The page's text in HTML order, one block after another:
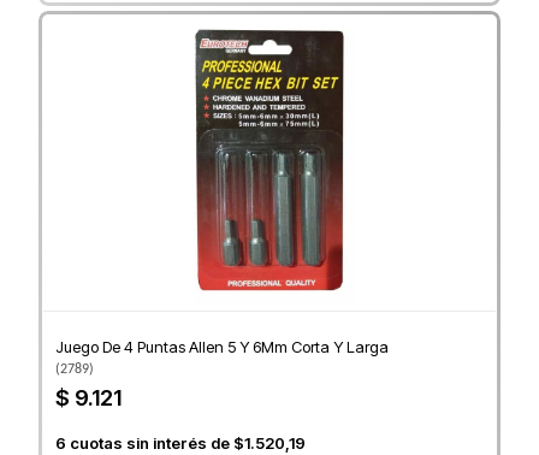
Juego De 4 Puntas Allen 5 Y 6Mm Corta Y Larga
(2789)
$ 9.121
6 cuotas sin interés de $1.520,19